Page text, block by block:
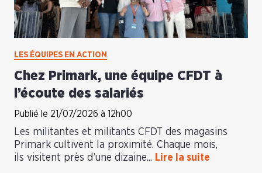
LES ÉQUIPES EN ACTION
Chez Primark, une équipe CFDT à
l’écoute des salariés
Publié le 21/07/2026 à 12h00
Les militantes et militants CFDT des magasins
Primark cultivent la proximité. Chaque mois,
ils visitent près d’une dizaine... Lire la suite